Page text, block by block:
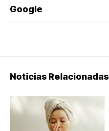
Google
Noticias Relacionadas